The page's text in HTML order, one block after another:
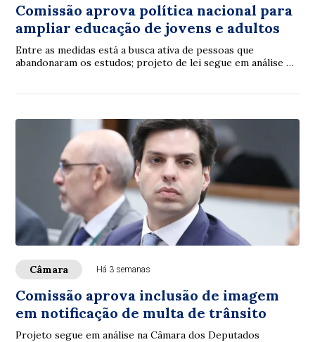
Comissão aprova política nacional para
ampliar educação de jovens e adultos
Entre as medidas está a busca ativa de pessoas que
abandonaram os estudos; projeto de lei segue em análise na
Câmara Há 3 semanas
Comissão aprova inclusão de imagem
em notificação de multa de trânsito
Projeto segue em análise na Câmara dos Deputados